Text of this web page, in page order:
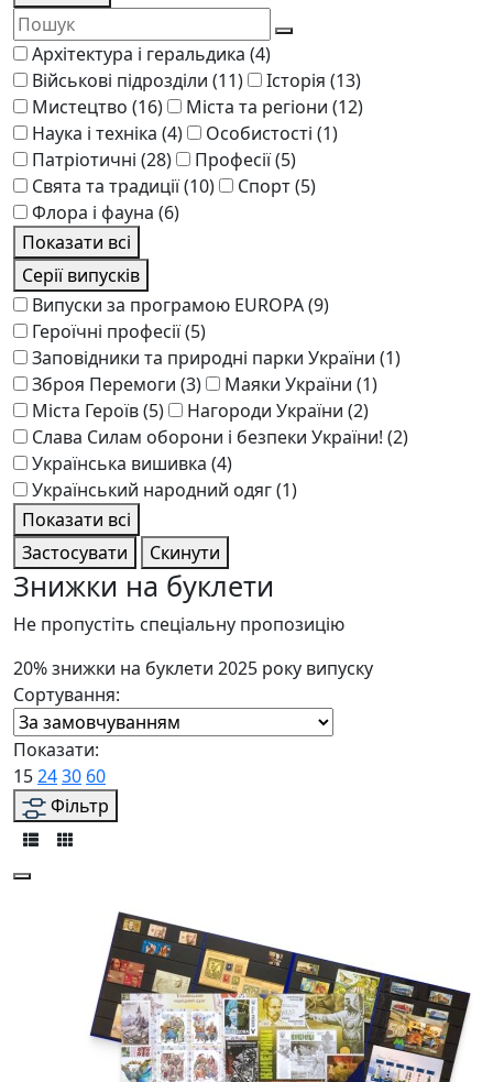
Архітектура і геральдика (4)
Військові підрозділи (11) Історія (13)
Мистецтво (16) Міста та регіони (12)
Наука і техніка (4) Особистості (1)
Патріотичні (28) Професії(5)
Свята та традиції(10) Спорт(5)
Флора і фауна (6)
Показати всі
Серії випусків
Випуски за програмою EUROPA(9)
Героїчні професії(5)
Заповідники та природні парки України (1)
Зброя Перемоги (3) Маяки України (1)
Міста Героїв(5) Нагороди України (2)
Слава Силам оборони і безпеки України! (2)
Українська вишивка (4)
Український народний одяг(1)
Показати всі
Застосувати
Скинути
Знижки на буклети
Не пропустіть спеціальну пропозицію
20% знижки на буклети 2025 року випуску
Сортування:
Показати:
152430 60
Фільтр